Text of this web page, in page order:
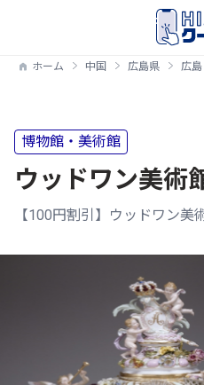
ホーム 中国 広島県 広
博物館・美術館
ウッドワン美術
【100円割引】ウッドワン美